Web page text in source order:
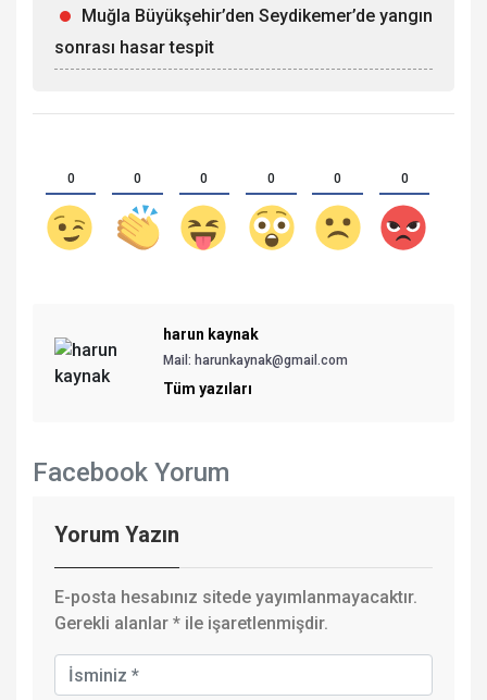
Muğla Büyükşehir’den Seydikemer’de yangın
sonrası hasar tespit
0 0 0 0 0 0
harun kaynak
Mail: harunkaynak@gmail.com
Tüm yazıları
Facebook Yorum
Yorum Yazın
E-posta hesabınız sitede yayımlanmayacaktır.
Gerekli alanlar * ile işaretlenmişdir.